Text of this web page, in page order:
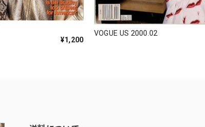
¥1,200
VOGUE US 2000.02